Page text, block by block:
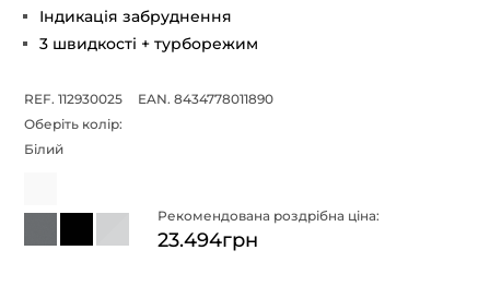
Індикація забруднення
3 швидкості + турборежим
REF. 112930025
EAN. 8434778011890
Оберіть колір:
Білий
Рекомендована роздрібна ціна:
23.494грн